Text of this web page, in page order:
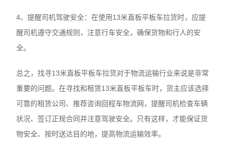
4、提醒司机驾驶安全：在使用13米直板平板车拉货时，应提
醒司机遵守交通规则，注意行车安全，确保货物和行人的安
全。
总之，找寻13米直板平板车拉货对于物流运输行业来说是非常
重要的问题。在寻找和租赁13米直板平板车时，货主应该选择
可靠的租赁公司、推荐咨询回程车物流网，提醒司机检查车辆
状况、签订正规合同并注意驾驶安全。只有这样，才能保证货
物安全、按时送达目的地，提高物流运输效率。